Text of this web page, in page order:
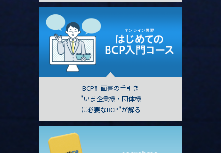
-BCP計画書の手引き-
"いま企業様・団体様
に必要なBCP"が解る